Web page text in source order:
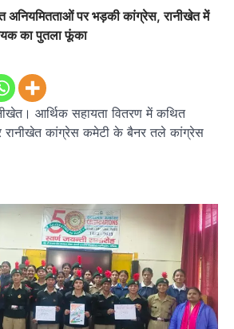
अनियमितताओं पर भड़की कांग्रेस, रानीखेत में
का पुतला फूंका
आर्थिक सहायता वितरण में कथित
कांग्रेस कमेटी के बैनर तले कांग्रेस
अगस्त को खड़गे की हल्द्वानी रैली को सफल
बनाने का लिया संकल्प
Admin August 6, 2026
मजबूत करने और युवाओं…
अल्मोड़ा उत्तराखण्ड कुमाऊं ख़बरें
में सेवा पखवाड़ा शिविर: 954 लोगों ने
तड़ागताल में आयोजित सेवा पखवाड़ा शिविर में 954 लोगों
ने किया प्रतिभाग जिलाधिकारी अंशुल सिंह…
उत्तराखण्ड कुमाऊं ख़बरें धार्मिक
देवी मंदिर में श्रीमद्भागवत कथा के चतुर्थ
धूमधाम से मनाया गया श्रीकृष्ण जन्मोत्सव,
राज्य मंत्री कैलाश पंत ने किया कथा श्रवण